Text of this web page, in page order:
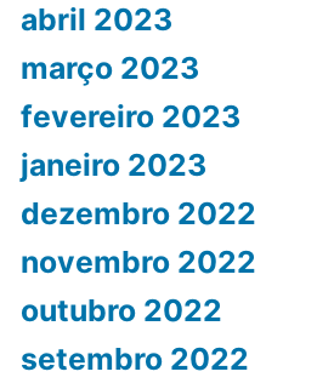
abril 2023
março 2023
fevereiro 2023
janeiro 2023
dezembro 2022
novembro 2022
outubro 2022
setembro 2022